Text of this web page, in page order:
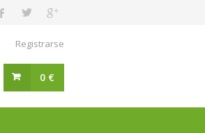
Registrarse
0 €